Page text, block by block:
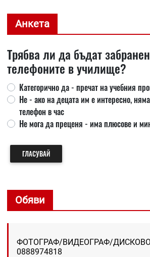
Анкета
Трябва ли да бъдат
телефоните в училище?
Категорично да - пречат на учебния
Не - ако на децата им е интересно,
телефон в час
Не мога да преценя - има плюсове и
ГЛАСУВАЙ
Обяви
ФОТОГРАФ/ВИДЕОГРАФ/
0888974818